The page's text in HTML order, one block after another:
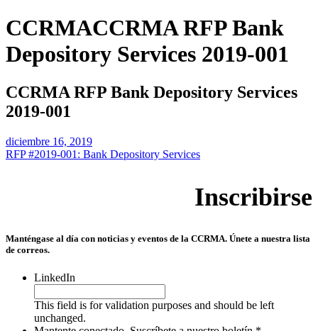
CCRMACCRMA RFP Bank
Depository Services 2019-001
CCRMA RFP Bank Depository Services
2019-001
diciembre 16, 2019
RFP #2019-001: Bank Depository Services
Inscribirse
Manténgase al día con noticias y eventos de la CCRMA. Únete a nuestra lista
de correos.
LinkedIn
This field is for validation purposes and should be left
unchanged.